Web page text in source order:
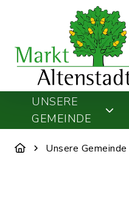
UNSERE
GEMEINDE
Unsere Gemeinde